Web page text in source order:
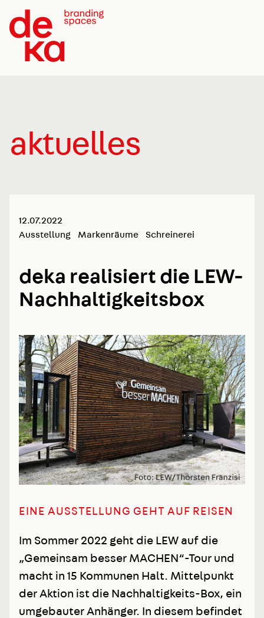
aktuelles
12.07.2022
Ausstellung
Markenräume Schreinerei
deka realisiert die LEW-
Nachhaltigkeitsbox
EINE AUSSTELLUNG GEHT AUF REISEN
Im Sommer 2022 geht die LEW auf die
„Gemeinsam besser MACHEN“-Tour und
macht in 15 Kommunen Halt. Mittelpunkt
der Aktion ist die Nachhaltigkeits-Box, ein
umgebauter Anhänger. In diesem befindet